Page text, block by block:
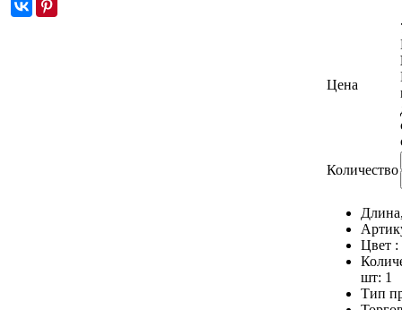
Цена
Количество
Цвет :
шт: 1
Тип